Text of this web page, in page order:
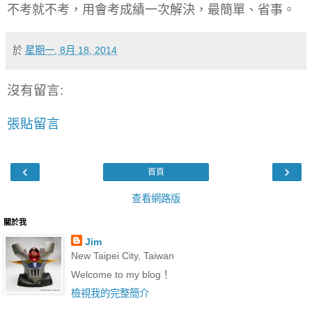
不考就不考，用會考成績一次解決，最簡單、省事。
於 星期一, 8月 18, 2014
沒有留言:
張貼留言
‹ ›
首頁
查看網路版
關於我
Jim
New Taipei City, Taiwan
Welcome to my blog！
檢視我的完整簡介